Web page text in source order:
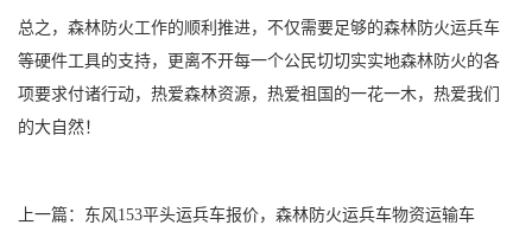
总之，森林防火工作的顺利推进，不仅需要足够的森林防火运兵车
等硬件工具的支持，更离不开每一个公民切切实实地森林防火的各
项要求付诸行动，热爱森林资源，热爱祖国的一花一木，热爱我们
的大自然！
上一篇： 东风153平头运兵车报价，森林防火运兵车物资运输车